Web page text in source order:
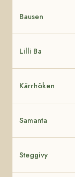
Bausen
Lilli Ba
Kärrhöken
Samanta
Steggivy